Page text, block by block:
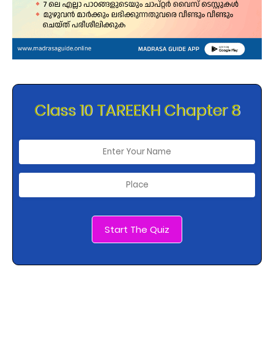
Class 10 TAREEKH Chapter 8
Start The Quiz